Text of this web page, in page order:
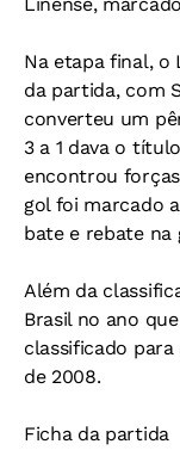
Na etapa final, o
da partida, com
converteu um
3 a 1 dava o
encontrou
gol foi marcado
bate e rebate na
Além da
Brasil no ano
classificado para
de 2008.
Ficha da partida